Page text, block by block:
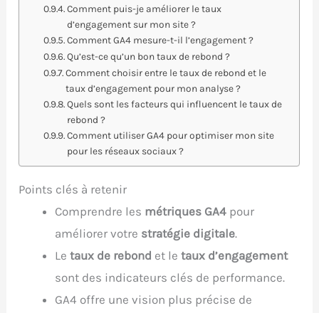
Comment puis-je améliorer le taux
d’engagement sur mon site ?
Comment GA4 mesure-t-il l’engagement ?
Qu’est-ce qu’un bon taux de rebond ?
Comment choisir entre le taux de rebond et le
taux d’engagement pour mon analyse ?
Quels sont les facteurs qui influencent le taux de
rebond ?
Comment utiliser GA4 pour optimiser mon site
pour les réseaux sociaux ?
Points clés à retenir
Comprendre les métriques GA4 pour
améliorer votre stratégie digitale.
Letaux de rebond et letaux d’engagement
sont des indicateurs clés de performance.
GA4 offre une vision plus précise de